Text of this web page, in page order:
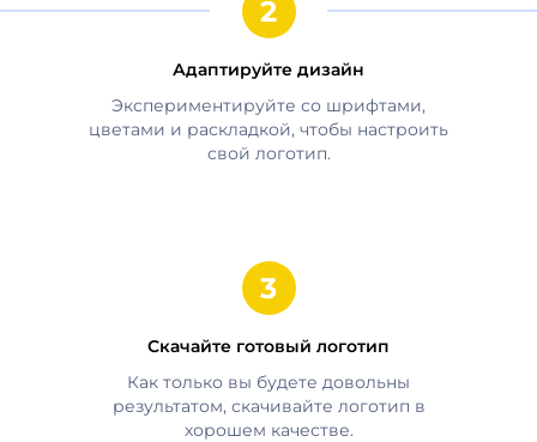
Адаптируйте дизайн
Экспериментируйте со шрифтами,
цветами и раскладкой, чтобы настроить
свой логотип.
Скачайте готовый логотип
Как только вы будете довольны
результатом, скачивайте логотип в
хорошем качестве.